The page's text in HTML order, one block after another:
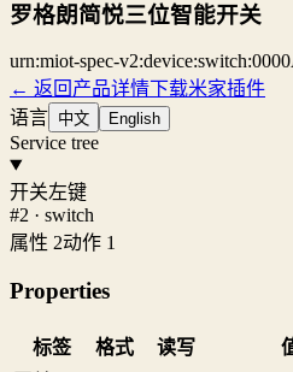
罗格朗简悦三位智能开关
urn:miot-spec-
← 返回产品详情下载米家插件
语言 中文 English
Service tree
开关左键
#2 · switch
属性 2动作 1
Properties
标签 格式 读写